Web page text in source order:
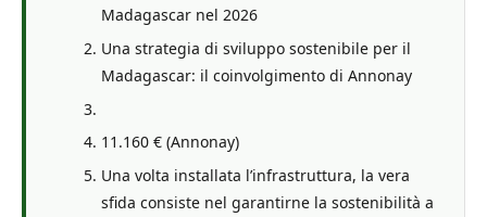
Madagascar nel 2026
Una strategia di sviluppo sostenibile per il
Madagascar: il coinvolgimento di Annonay
11.160 € (Annonay)
Una volta installata l’infrastruttura, la vera
sfida consiste nel garantirne la sostenibilità a